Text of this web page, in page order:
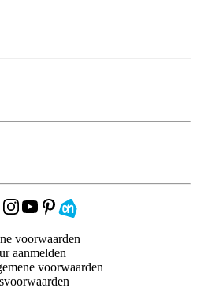
voorwaarden
aanmelden
voorwaarden